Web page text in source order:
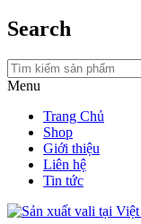
Search
Menu
Trang Chủ
Shop
Giới thiệu
Liên hệ
Tin tức